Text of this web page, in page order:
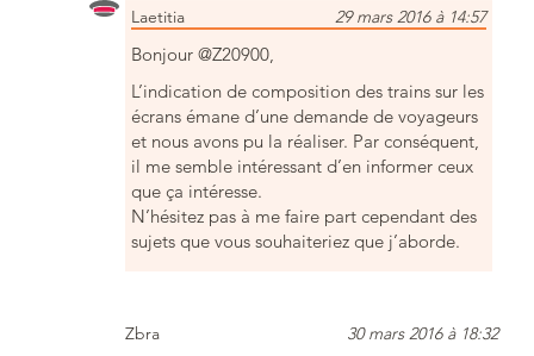
Laetitia 29 mars 2016 à 14:57
Bonjour @Z20900,
L’indication de composition des trains sur les
écrans émane d’une demande de voyageurs
et nous avons pu la réaliser. Par conséquent,
il me semble intéressant d’en informer ceux
que ça intéresse.
N’hésitez pas à me faire part cependant des
sujets que vous souhaiteriez que j’aborde.
Zbra 30 mars 2016 à 18:32